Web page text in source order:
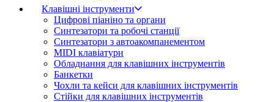
Клавішні інструменти
Цифрові піаніно та органи
Синтезатори та робочі станції
Синтезатори з автоакомпанементом
MIDI клавіатури
Обладнання для клавішних інструментів
Банкетки
Чохли та кейси для клавішних інструментів
Стійки для клавішних інструментів